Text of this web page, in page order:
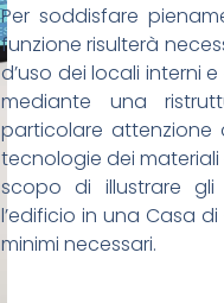
Per soddisfare
funzione risulterà
d’uso dei locali interni
mediante una
particolare attenzione
tecnologie dei materiali
scopo di illustrare gli
l’edificio in una Casa
minimi necessari.